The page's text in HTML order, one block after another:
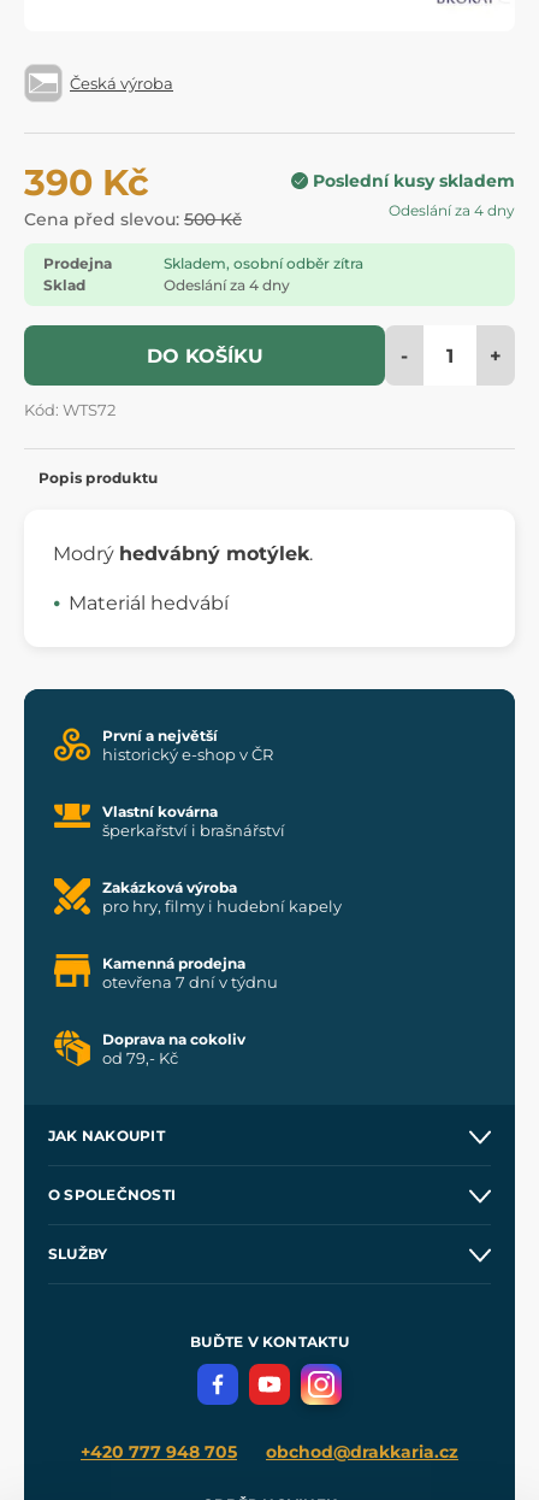
Česká výroba
390 Kč
Cena před slevou: 500 Kč
Poslední kusy skladem
Odeslání za 4 dny
Prodejna
Skladem, osobní odběr zítra
Sklad
Odeslání za 4 dny
DO KOŠÍKU - +
Kód: WTS72
Popis produktu
Modrý hedvábný motýlek.
Materiál hedvábí
První a největší
historický e-shop v ČR
Vlastní kovárna
šperkařství i brašnářství
Zakázková výroba
pro hry, filmy i hudební kapely
Kamenná prodejna
otevřena 7 dní v týdnu
Doprava na cokoliv
od 79,- Kč
JAK NAKOUPIT
Velkoobchod
O SPOLEČNOSTI
SLUŽBY
Meče pro Kingdom Come
BUĎTE V KONTAKTU
+420 777 948 705 obchod@drakkaria.cz